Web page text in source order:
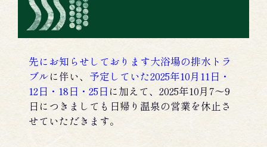
先にお知らせしております大浴場の排水トラ
ブルに伴い、 予定していた2025年10月11日・
12日・18日・25日 に加えて、2025年10月7～9
日につきましても日帰り温泉の営業を休止さ
せていただきます。